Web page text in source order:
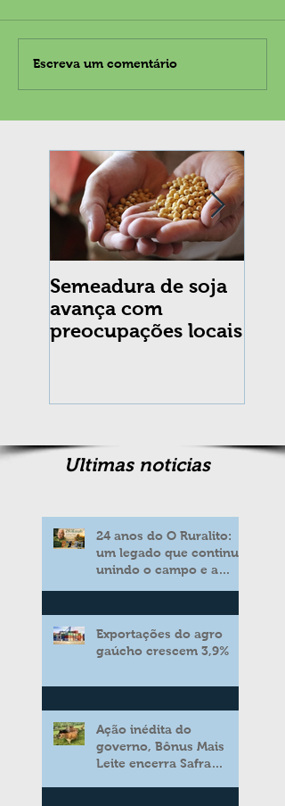
Semeadura de soja
avança com
preocupações locais
Escreva um comentário
Ultimas noticias
24 anos do O Ruralito:
um legado que continua
unindo o campo e a
Exportações do agro
gaúcho crescem 3,9%
Ação inédita do
governo, Bônus Mais
Leite encerra Safra